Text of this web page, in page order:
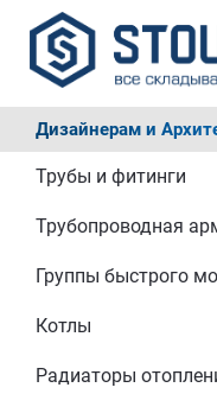
Дизайнерам и
Трубы и фитинги
Трубопроводная
Группы быстрого
Котлы
Радиаторы